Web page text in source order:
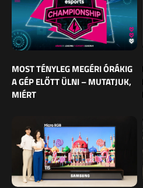
MOST TÉNYLEG MEGÉRI ÓRÁKIG
A GÉP ELŐTT ÜLNI – MUTATJUK,
MIÉRT